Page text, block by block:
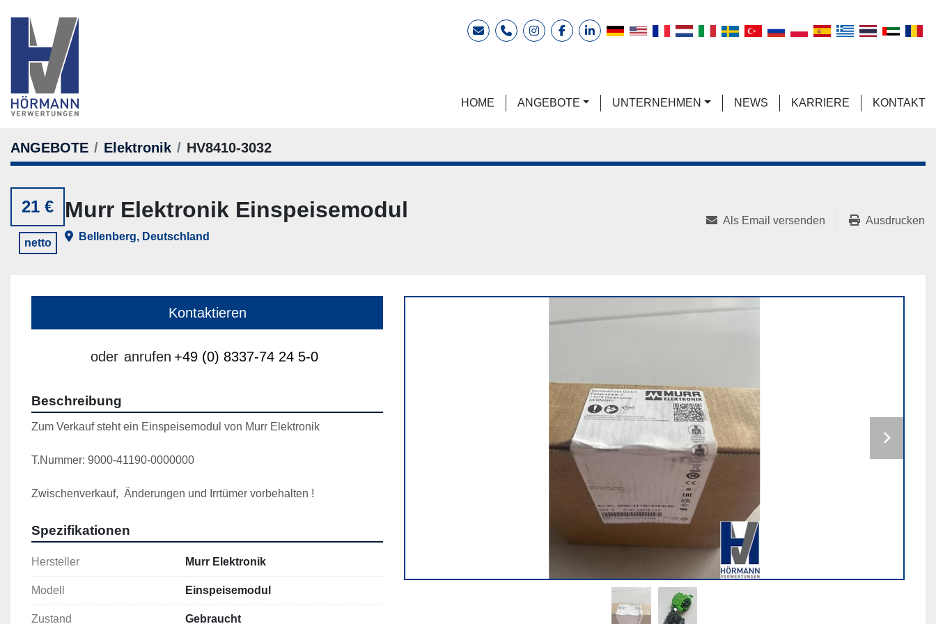
E-MailTelefoninstagramfacebooklinkedin
HOME ANGEBOTE UNTERNEHMEN NEWS KARRIERE KONTAKT
ANGEBOTE Elektronik HV8410-3032
21 €
netto
Murr Elektronik Einspeisemodul
Bellenberg, Deutschland
Als Email versenden Ausdrucken
Kontaktieren
oder anrufen +49 (0) 8337-74 24 5-0
Beschreibung
Zum Verkauf steht ein Einspeisemodul von Murr Elektronik
T.Nummer: 9000-41190-0000000
Zwischenverkauf,  Änderungen und Irrtümer vorbehalten !
Spezifikationen
Hersteller Murr Elektronik
Modell Einspeisemodul
Zustand Gebraucht